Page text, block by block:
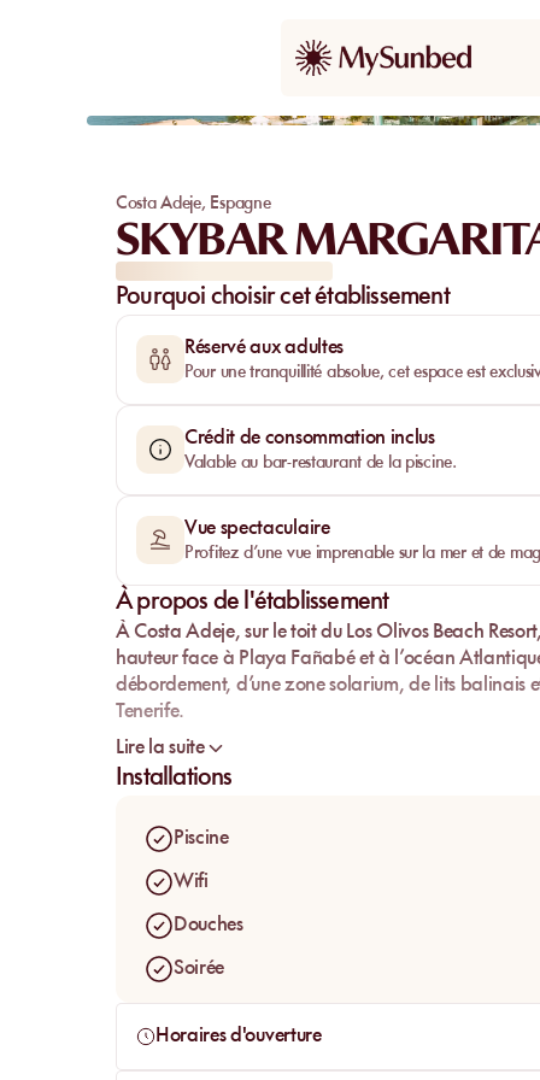
Costa Adeje, Espagne
SKYBAR
Pourquoi choisir cet établissement
Réservé aux adultes
Pour une tranquillité absolue, cet espace est
Crédit de consommation inclus
Valable au bar-restaurant de la piscine.
Vue spectaculaire
Profitez d’une vue imprenable sur la mer et de
À propos de l'établissement
À Costa Adeje, sur le toit du Los Olivos Beach Resort
hauteur face à Playa Fañabéet à l’océan
débordement, d’une zone solarium, de lits balinais
Tenerife.
Plus qu’un simple bar de resort, Skybar
pensé pour prendre le temps. La journée s’y
l’horizon et que la vue s’ouvre sur La Gomera.
Lire la suite
Installations
Piscine
Wifi
Douches
Soirée
Horaires d'ouverture